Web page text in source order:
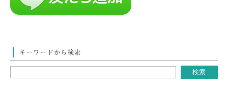
キーワードから検索